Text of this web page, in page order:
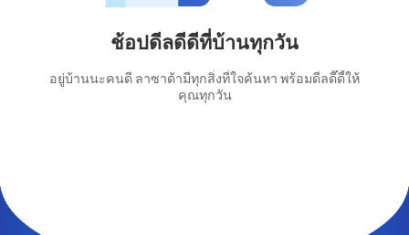
ช้อปดีลดีดีที่บ้านทุกวัน
อยู่บ้านนะคนดี ลาซาด้ามีทุกสิ่งที่ใจค้นหา พร้อมดีลดี๊ดี้ให้
คุณทุกวัน